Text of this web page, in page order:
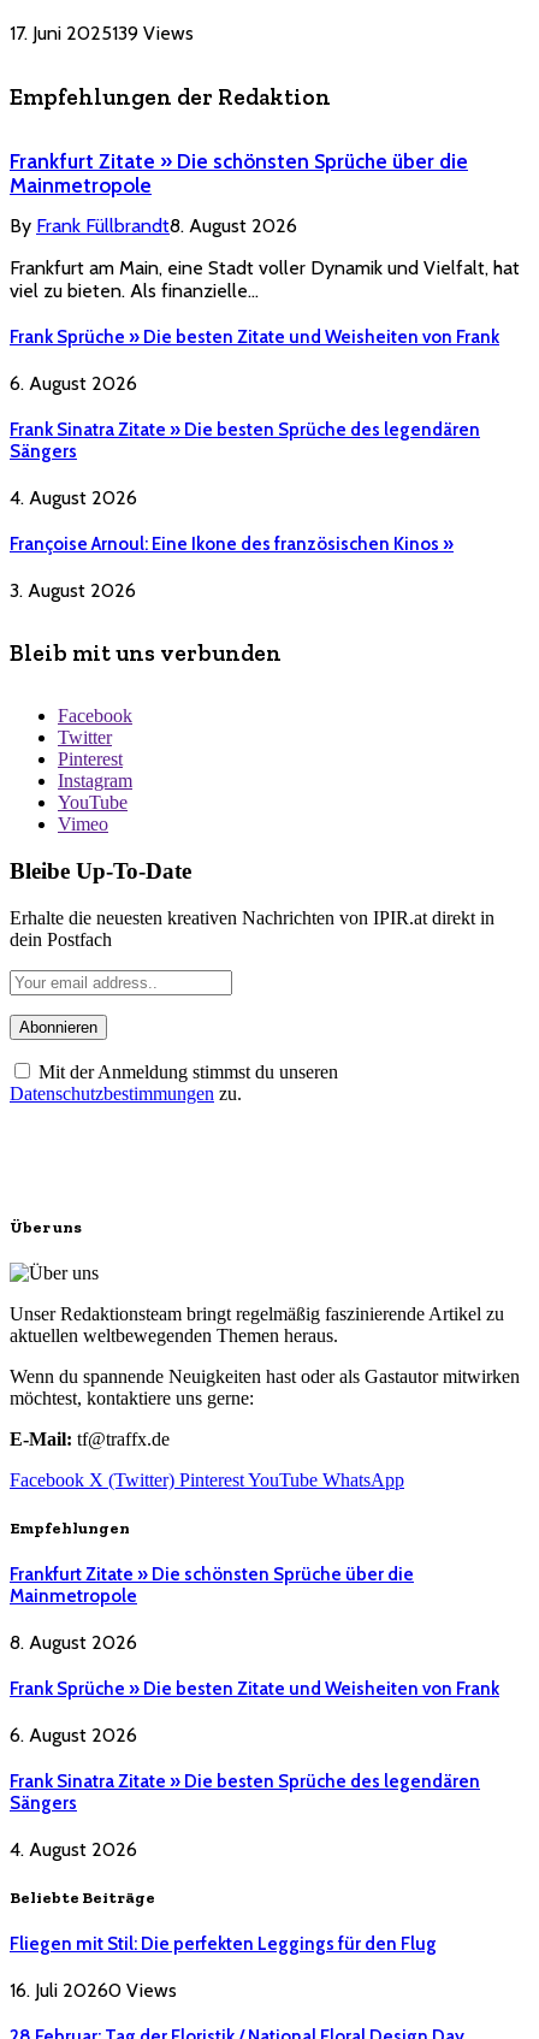
17. Juni 2025139 Views
Empfehlungen der Redaktion
Frankfurt Zitate » Die schönsten Sprüche über die
Mainmetropole
By Frank Füllbrandt8. August 2026
Frankfurt am Main, eine Stadt voller Dynamik und Vielfalt, hat
viel zu bieten. Als finanzielle…
Frank Sprüche » Die besten Zitate und Weisheiten von Frank
6. August 2026
Frank Sinatra Zitate » Die besten Sprüche des legendären
Sängers
4. August 2026
Françoise Arnoul: Eine Ikone des französischen Kinos »
3. August 2026
Bleib mit uns verbunden
Facebook
Twitter
Pinterest
Instagram
YouTube
Vimeo
Bleibe Up-To-Date
Erhalte die neuesten kreativen Nachrichten von IPIR.at direkt in
dein Postfach
Mit der Anmeldung stimmst du unseren
Datenschutzbestimmungen zu.
Über uns
Unser Redaktionsteam bringt regelmäßig faszinierende Artikel zu
aktuellen weltbewegenden Themen heraus.
Wenn du spannende Neuigkeiten hast oder als Gastautor mitwirken
möchtest, kontaktiere uns gerne:
E-Mail: tf@traffx.de
Facebook X (Twitter) PinterestYouTube WhatsApp
Empfehlungen
Frankfurt Zitate » Die schönsten Sprüche über die
Mainmetropole
8. August 2026
Frank Sprüche » Die besten Zitate und Weisheiten von Frank
6. August 2026
Frank Sinatra Zitate » Die besten Sprüche des legendären
Sängers
4. August 2026
Beliebte Beiträge
Fliegen mit Stil: Die perfekten Leggings für den Flug
16. Juli 20260 Views